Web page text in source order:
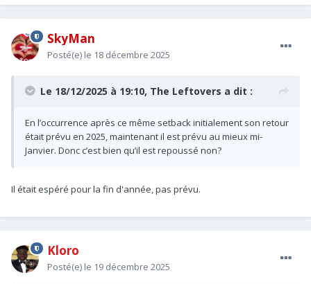
SkyMan
Posté(e) le 18 décembre 2025
Le 18/12/2025 à 19:10, The Leftovers a dit :
En l’occurrence après ce même setback initialement son retour
était prévu en 2025, maintenant il est prévu au mieux mi-
Janvier. Donc c’est bien qu’il est repoussé non?
Il était espéré pour la fin d'année, pas prévu.
Kloro
Posté(e) le 19 décembre 2025